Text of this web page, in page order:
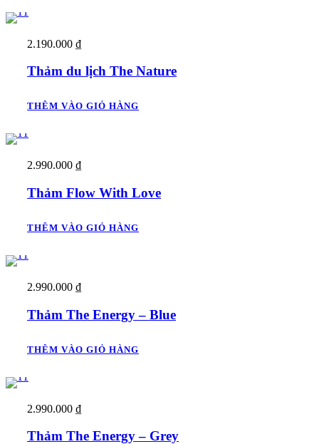
2.190.000 ₫
Thảm du lịch The Nature
THÊM VÀO GIỎ HÀNG
2.990.000 ₫
Thảm Flow With Love
THÊM VÀO GIỎ HÀNG
2.990.000 ₫
Thảm The Energy – Blue
THÊM VÀO GIỎ HÀNG
2.990.000 ₫
Thảm The Energy – Grey